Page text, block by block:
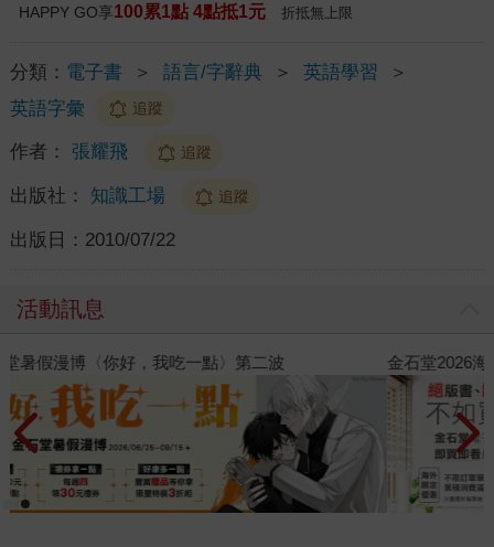
HAPPY GO享100累1點 4點抵1元 折抵無上限
分類： 電子書 ＞ 語言/字辭典 ＞ 英語學習
＞
英語字彙
追蹤
作者： 張耀飛 追蹤
出版社： 知識工場 追蹤
出版日： 2010/07/22
活動訊息
金石堂2026海外優惠：電子書